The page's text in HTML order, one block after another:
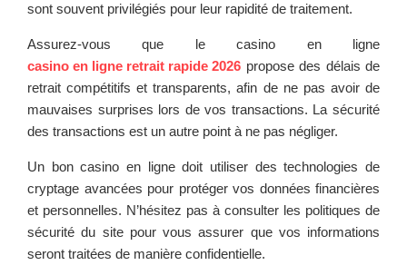
sont souvent privilégiés pour leur rapidité de traitement.
Assurez-vous que le casino en ligne
casino en ligne retrait rapide 2026 propose des délais de
retrait compétitifs et transparents, afin de ne pas avoir de
mauvaises surprises lors de vos transactions. La sécurité
des transactions est un autre point à ne pas négliger.
Un bon casino en ligne doit utiliser des technologies de
cryptage avancées pour protéger vos données financières
et personnelles. N’hésitez pas à consulter les politiques de
sécurité du site pour vous assurer que vos informations
seront traitées de manière confidentielle.